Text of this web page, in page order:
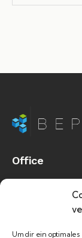
Um dir ein
Office